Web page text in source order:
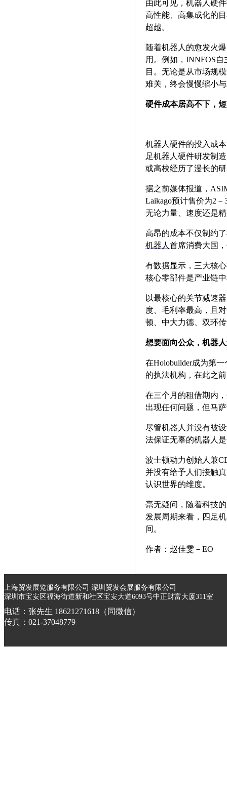
由此可见，机器人硬
高性能、高集成化的
超越。
随着机器人的愈发火
用。例如，INNFOS
目。无论是从市场规
难关，终会慢慢缩小
硬件成本居高不下，
机器人硬件的投入成
足机器人硬件研发制
或高校经历了漫长的
据之前媒体报道，
Laikago预计售价为2
无论力量、速度还是
高昂的成本不仅制约
机器人 首席消费大国
有数据显示，三大核
核心零部件是产业链
以最核心的关节减速
度、毛利率最高，且
顿、中大力德、双环
想要面向公众，机器
在Holobuilder成为第
的执法机构，在此之
在三个月的租借期内
出现任何问题，但马
尽管机器人并没有被
法保证无辜的机器人
波士顿动力创始人兼
并没有给予人们接触
认识世界的维度。
毫无疑问，随着科技
发展周期来看，四足
间。
作者：赵佳雯－EO
上海贸发展览服务有限公司 深圳贸发会展服务有限公司
深圳市宝安区福海街道新和社区宝安大道6093号中正财富大厦311室
电话：张先生 18621271618（同微信）
传真：021-37048779